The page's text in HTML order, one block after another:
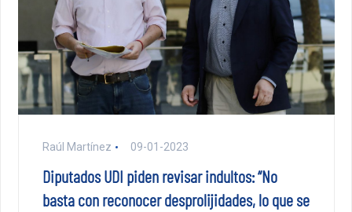
Raúl Martínez 09-01-2023
Diputados UDI piden revisar indultos: “No
basta con reconocer desprolijidades, lo que se